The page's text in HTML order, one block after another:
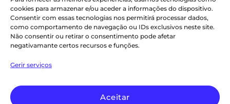
cookies para armazenar e/ou aceder a informações do dispositivo.
Consentir com essas tecnologias nos permitirá processar dados,
como comportamento de navegação ou IDs exclusivos neste site.
Não consentir ou retirar o consentimento pode afetar
negativamante certos recursos e funções.
Gerir serviços
Aceitar